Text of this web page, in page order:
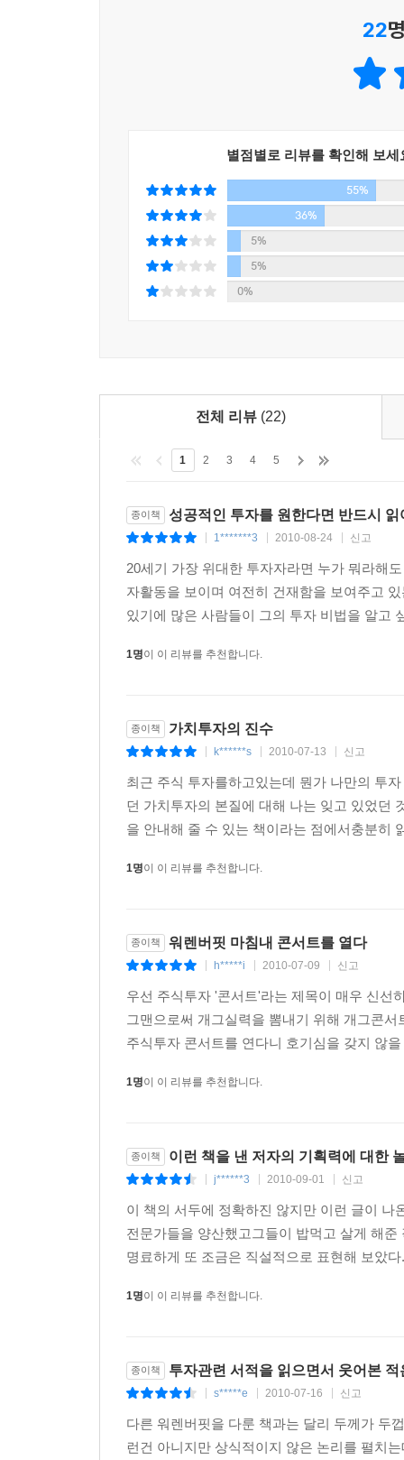
속 할 수 있을 정도로 건강한 것 말고는 더 바라는
더 좋을 것이라고 생각합니다. 시간이 지날수록
“우리보다 작은 사람을 고용하면 우리 회사는 언
워렌 버핏의 버크셔 해서웨이에는 임원회의가
투자처를 찾아 돈을 배분하는 것이다.
워렌 버핏은 기업을 인수할 때 경영, 가격, 사람
인수할 때 첫 번째로 자신에게 회사를 판 후에
사람들을 선택한다. 버크셔 해서웨이에 회의가
한 번 인수한 기업은 팔지 않듯이, 워렌 버핏은 선
최근 들어 워렌 버핏과 빌 게이츠는 미국의 억만
것이기 때문에, 받은 것을 사회에 환원해야
‘난자복권’에 당첨된 것이라고 말하는 워렌 버
비즈니스맨에서부터 학생, 그리고 투자를 시작
인생, 정치관에 이르기까지 이 시대의 사람들에
사람을 제대로 볼 줄 아는 안목과 학력이 아
‘현인’이라고 부를 만하다.
22
별점별로 리뷰를 확인해 보세
55%
36%
5%
5%
0%
전체 리뷰 (22)
1 2 3 4 5
종이책 성공적인 투자를 원한다면 반드시 읽
1*******3 2010-08-24 신고
20세기 가장 위대한 투자자라면 누가 뭐라해
자활동을 보이며 여전히 건재함을 보여주고
있기에 많은 사람들이 그의 투자 비법을 알고
1명이 이 리뷰를 추천합니다.
종이책 가치투자의 진수
k******s 2010-07-13 신고
최근 주식 투자를하고있는데 뭔가 나만의 투
던 가치투자의 본질에 대해 나는 잊고 있었던
을 안내해 줄 수 있는 책이라는 점에서충분히
1명이 이 리뷰를 추천합니다.
종이책 워렌버핏 마침내 콘서트를 열다
h*****i 2010-07-09 신고
우선 주식투자 '콘서트'라는 제목이 매우 신선
그맨으로써 개그실력을 뽐내기 위해 개그콘
주식투자 콘서트를 연다니 호기심을 갖지 않
1명이 이 리뷰를 추천합니다.
종이책 이런 책을 낸 저자의 기획력에 대한
j******3 2010-09-01 신고
이 책의 서두에 정확하진 않지만 이런 글이
전문가들을 양산했고그들이 밥먹고 살게 해
명료하게 또 조금은 직설적으로 표현해 보았
1명이 이 리뷰를 추천합니다.
종이책 투자관련 서적을 읽으면서 웃어본
s*****e 2010-07-16 신고
다른 워렌버핏을 다룬 책과는 달리 두께가 두
런건 아니지만 상식적이지 않은 논리를 펼치